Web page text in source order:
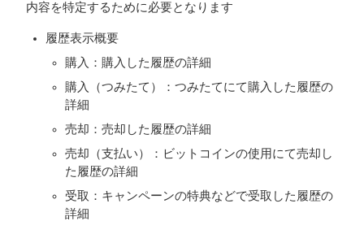
内容を特定するために必要となります
履歴表示概要
購入：購入した履歴の詳細
購入（つみたて）：つみたてにて購入した履歴の
詳細
売却：売却した履歴の詳細
売却（支払い）：ビットコインの使用にて売却し
た履歴の詳細
受取：キャンペーンの特典などで受取した履歴の
詳細